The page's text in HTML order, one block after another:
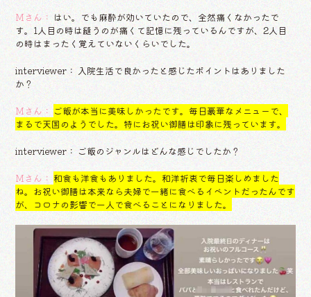
Mさん： はい。でも麻酔が効いていたので、全然痛くなかったで
す。1人目の時は縫うのが痛くて記憶に残っているんですが、2人目
の時はまったく覚えていないくらいでした。
interviewer： 入院生活で良かったと感じたポイントはありました
か？
Mさん： ご飯が本当に美味しかったです。毎日豪華なメニューで、
まるで天国のようでした。特にお祝い御膳は印象に残っています。
interviewer： ご飯のジャンルはどんな感じでしたか？
Mさん： 和食も洋食もありました。和洋折衷で毎日楽しめました
ね。お祝い御膳は本来なら夫婦で一緒に食べるイベントだったんです
が、コロナの影響で一人で食べることになりました。